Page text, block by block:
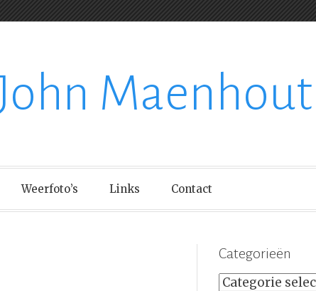
Maenhout
Weerfoto’s Links Contact
Categorieën
Categorieën